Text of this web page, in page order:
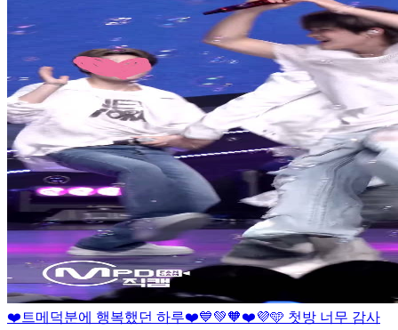
❤️트메덕분에 행복했던 하루❤️💙💚🧡❤️💜🩵 첫방 너무 감사